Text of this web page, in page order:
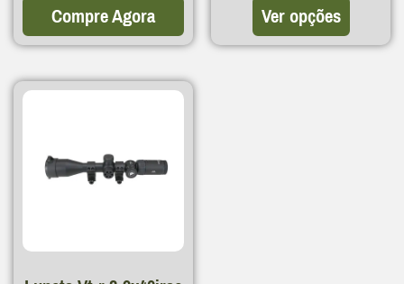
Compre Agora
Ver opções